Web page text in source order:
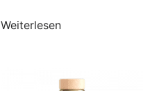
Weiterlesen